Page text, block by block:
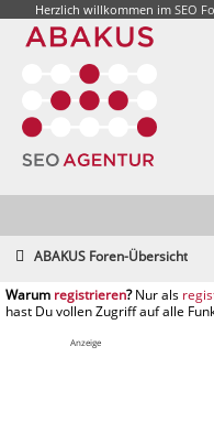
Herzlich willkommen im SEO
ABAKUS Foren-Übersicht
registrieren
Anzeige